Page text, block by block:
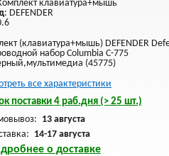
клавиатура+мышь
: DEFENDER
(клавиатура+мышь) DEFENDER
набор Columbia C-775
(45775)
все характеристики
поставки 4 раб.дня (> 25 шт.)
13 августа
14-17 августа
о доставке